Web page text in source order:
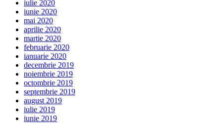
iulie 2020
iunie 2020
mai 2020
aprilie 2020
martie 2020
februarie 2020
ianuarie 2020
decembrie 2019
noiembrie 2019
octombrie 2019
septembrie 2019
august 2019
iulie 2019
iunie 2019